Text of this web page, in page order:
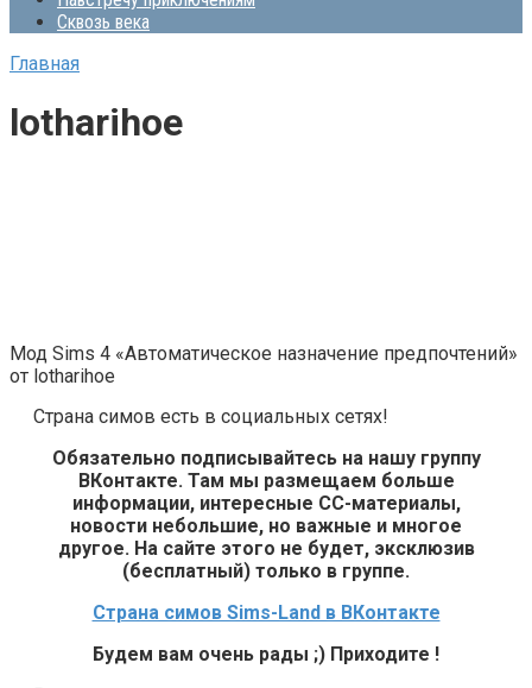
Сквозь века
Главная
lotharihoe
Мод Sims 4 «Автоматическое назначение предпочтений»
от lotharihoe
Страна симов есть в социальных сетях!
Обязательно подписывайтесь на нашу группу
ВКонтакте. Там мы размещаем больше
информации, интересные СС-материалы,
новости небольшие, но важные и многое
другое. На сайте этого не будет, эксклюзив
(бесплатный) только в группе.
Страна симов Sims-Land в ВКонтакте
Будем вам очень рады ;) Приходите !